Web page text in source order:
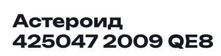
Астероид
425047 2009 QE8